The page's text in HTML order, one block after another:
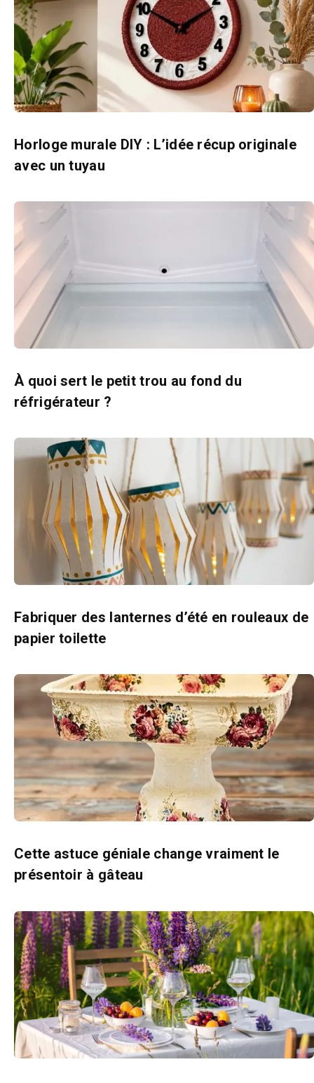
Horloge murale DIY : L’idée récup originale
avec un tuyau
À quoi sert le petit trou au fond du
réfrigérateur ?
Fabriquer des lanternes d’été en rouleaux de
papier toilette
Cette astuce géniale change vraiment le
présentoir à gâteau